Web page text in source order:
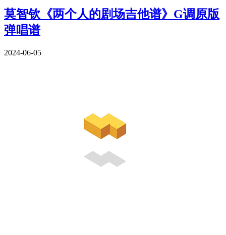
莫智钦《两个人的剧场吉他谱》G调原版
弹唱谱
2024-06-05